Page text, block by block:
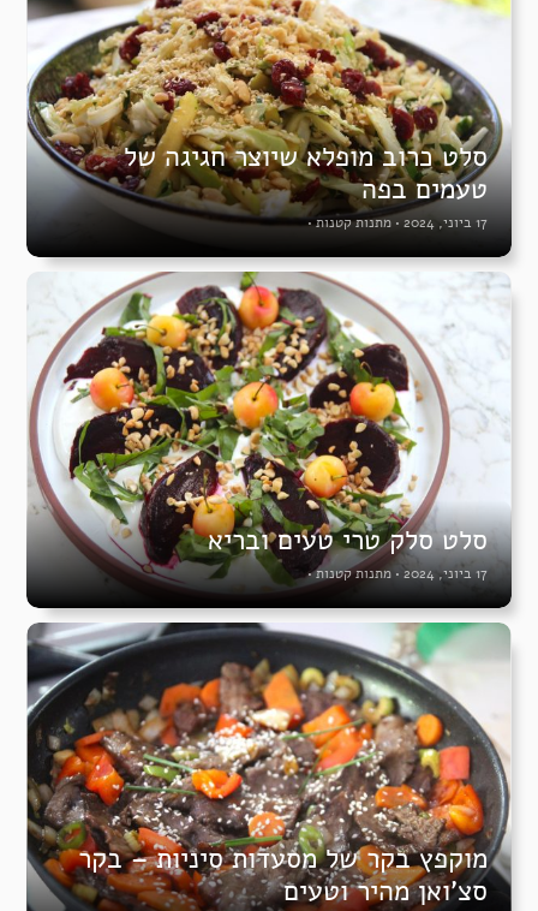
סלט כרוב מופלא שיוצר חגיגה של
טעמים בפה
17 ביוני, 2024 • מתנות קטנות•
סלט סלק טרי טעים ובריא
17 ביוני, 2024 • מתנות קטנות•
מוקפץ בקר של מסעדות סיניות – בקר
סצ’ואן מהיר וטעים